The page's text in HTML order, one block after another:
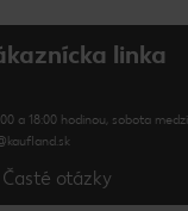
linka
a 18:00 hodinou, sobota
Časté otázky